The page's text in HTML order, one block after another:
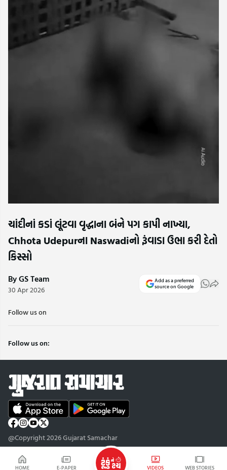
HOME E-PAPER VIDEOS WEB STORIES
ચાંદીનાં કડાં લૂંટવા વૃદ્ધાના બંને પગ કાપી નાખ્યા,
Chhota Udepurના Naswadiનો રૂંવાડા ઉભા કરી દેતો
કિસ્સો
By GS Team
30 Apr 2026
Add as a preferred
source on Google
Follow us on
Follow us on:
@Copyright 2026 Gujarat Samachar